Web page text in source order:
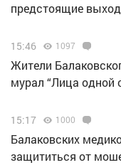
предстоящие
15:46 1097
Жители
мурал “Лица одной
15:17 1000
Балаковских
защититься от